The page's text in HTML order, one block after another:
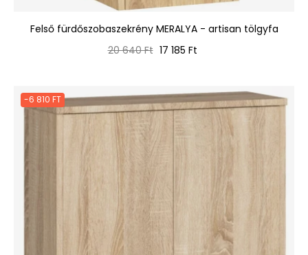
Felső fürdőszobaszekrény MERALYA - artisan tölgyfa
Normál
20 640 Ft Ár
17 185 Ft
-6 810 FT